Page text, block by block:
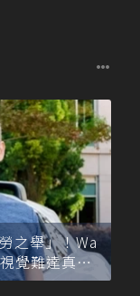
之舉」！Wa
覺難達真正